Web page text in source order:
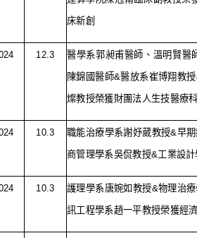
床新創
12.3 醫學系郭昶甫醫師、溫明賢醫
陳錦國醫師&醫放系崔博翔教授
燦教授榮獲財團法人生技醫療
10.3 職能治療學系謝妤葳教授&早
商管理學系吳侃教授&工業設
10.3 護理學系唐婉如教授&物理治
訊工程學系趙一平教授榮獲經